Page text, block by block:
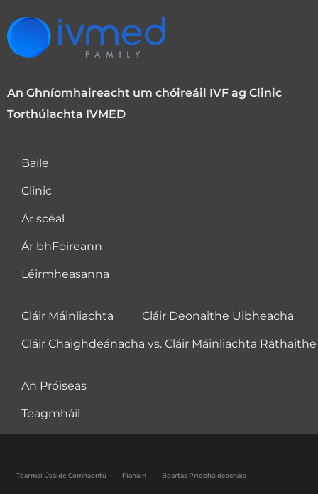
An Ghníomhaireacht um chóireáil IVF ag Clinic
Torthúlachta IVMED
Baile
Clinic
Ár scéal
Ár bhFoireann
Léirmheasanna
Cláir Máinliachta Cláir Deonaithe Uibheacha
Cláir Chaighdeánacha vs. Cláir Máinliachta Ráthaithe
An Próiseas
Teagmháil
Téarmaí Úsáide Comhaontú Fianáin Beartas Príobháideachais